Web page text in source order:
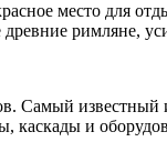
место для
римляне,
Самый
каскады и